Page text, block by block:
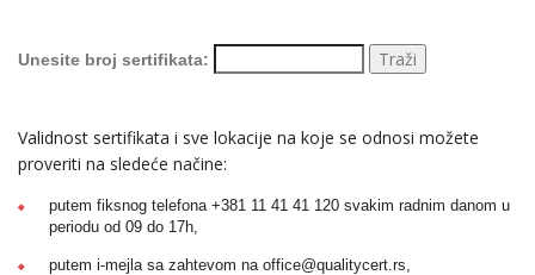
Unesite broj sertifikata:
Validnost sertifikata i sve lokacije na koje se odnosi možete
proveriti na sledeće načine:
putem fiksnog telefona +381 11 41 41 120 svakim radnim danom u
periodu od 09 do 17h,
putem i-mejla sa zahtevom na office@qualitycert.rs,